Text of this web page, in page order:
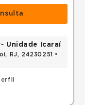
Unidade Icaraí
RJ, 24230251 •